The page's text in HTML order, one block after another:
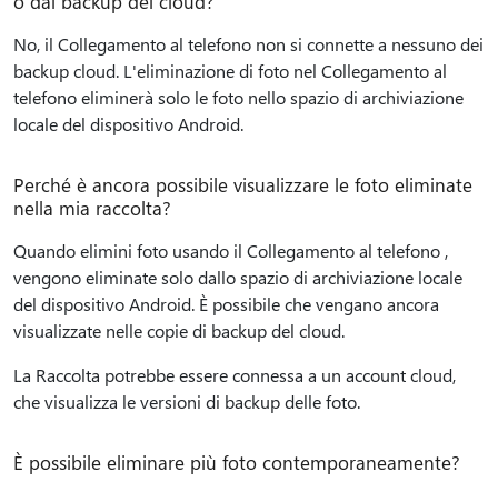
No, il Collegamento al telefono non si connette a nessuno dei
backup cloud. L'eliminazione di foto nel Collegamento al
telefono eliminerà solo le foto nello spazio di archiviazione
locale del dispositivo Android.
Perché è ancora possibile visualizzare le foto eliminate
nella mia raccolta?
Quando elimini foto usando il Collegamento al telefono ,
vengono eliminate solo dallo spazio di archiviazione locale
del dispositivo Android. È possibile che vengano ancora
visualizzate nelle copie di backup del cloud.
La Raccolta potrebbe essere connessa a un account cloud,
che visualizza le versioni di backup delle foto.
È possibile eliminare più foto contemporaneamente?